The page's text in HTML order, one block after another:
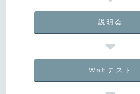
説明会
Webテスト